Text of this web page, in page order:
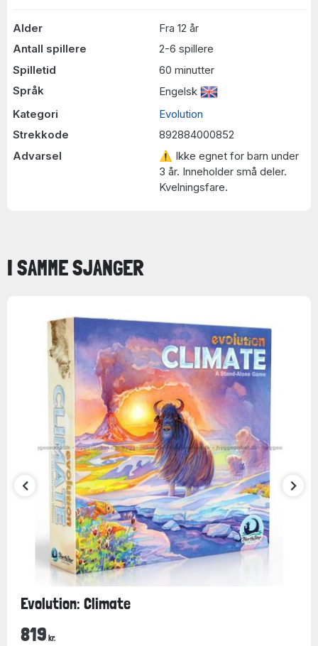
Alder
Fra 12 år
Antall spillere
2-6 spillere
Spilletid
60 minutter
Språk
Engelsk
Kategori
Evolution
Strekkode
892884000852
Advarsel
⚠ Ikke egnet for barn under
3 år. Inneholder små deler.
Kvelningsfare.
I SAMME SJANGER
Evolution: Climate
819 kr.